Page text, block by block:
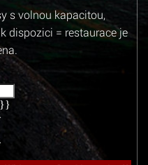
s volnou kapacitou,
dispozici = restaurace je